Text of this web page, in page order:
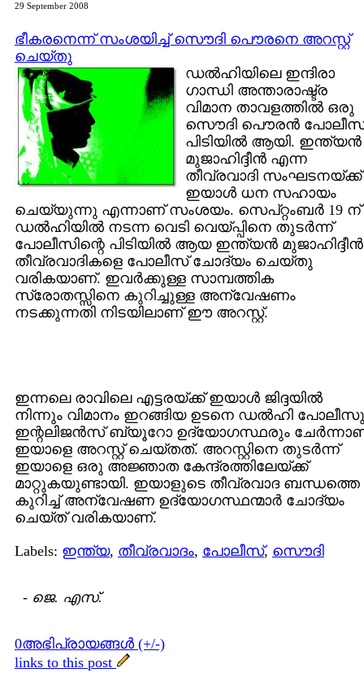
29 September 2008
ഭീകരനെന്ന് സംശയിച്ച് സൌദി പൌരനെ അറസ്റ്റ്
ചെയ്തു
ഡല്‍ഹിയിലെ ഇന്ദിരാ
ഗാന്ധി അന്താരാഷ്ട്ര
വിമാന താവളത്തില്‍ ഒരു
സൌദി പൌരന്‍
പിടിയില്‍ ആയി. ഇന്ത്യന്‍
മുജാഹിദ്ദീന്‍ എന്ന
തീവ്രവാദി സംഘടനയ്ക്ക്
ഇയാള്‍ ധന സഹായം
ചെയ്യുന്നു എന്നാണ് സംശയം. സെപ്റ്റംബര്‍ 19 ന്
ഡല്‍ഹിയില്‍ നടന്ന വെടി വെയ്പ്പിനെ തുടര്‍ന്ന്
പോലീസിന്റെ പിടിയില്‍ ആയ ഇന്ത്യന്‍ മുജാഹിദ്ദീന്‍
തീവ്രവാദികളെ പോലീസ് ചോദ്യം ചെയ്തു
വരികയാണ്. ഇവര്‍ക്കുള്ള സാമ്പത്തിക
സ്രോതസ്സിനെ കുറിച്ചുള്ള അന്വേഷണം
നടക്കുന്നതി നിടയിലാണ് ഈ അറസ്റ്റ്.
ഇന്നലെ രാവിലെ എട്ടരയ്ക്ക് ഇയാള്‍ ജിദ്ദയില്‍
നിന്നും വിമാനം ഇറങ്ങിയ ഉടനെ ഡല്‍ഹി
ഇന്റലിജന്‍സ് ബ്യൂറോ ഉദ്യോഗസ്ഥരും
ഇയാളെ അറസ്റ്റ് ചെയ്തത്. അറസ്റ്റിനെ തുടര്‍ന്ന്
ഇയാളെ ഒരു അജ്ഞാത കേന്ദ്രത്തിലേയ്ക്ക്
മാറ്റുകയുണ്ടായി. ഇയാളുടെ തീവ്രവാദ ബന്ധത്തെ
കുറിച്ച് അന്വേഷണ ഉദ്യോഗസ്ഥന്മാര്‍ ചോദ്യം
ചെയ്ത് വരികയാണ്.
Labels: ഇന്ത്യ, തീവ്രവാദം, പോലീസ്, സൌദി
- ജെ. എസ്.
0അഭിപ്രായങ്ങള്‍ (+/-)
links to this post